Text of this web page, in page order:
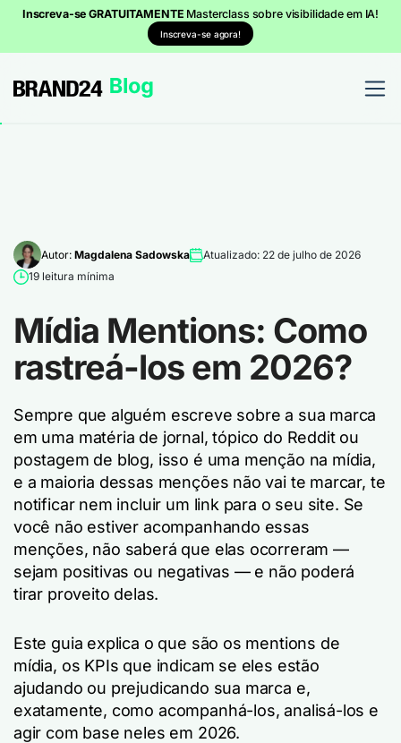
Inscreva-se GRATUITAMENTE Masterclass sobre visibilidade em IA!
Inscreva-se agora!
Autor: Magdalena Sadowska
Atualizado: 22 de julho de 2026
19 leitura mínima
Mídia Mentions: Como
rastreá-los em 2026?
Sempre que alguém escreve sobre a sua marca
em uma matéria de jornal, tópico do Reddit ou
postagem de blog, isso é uma menção na mídia,
e a maioria dessas menções não vai te marcar, te
notificar nem incluir um link para o seu site. Se
você não estiver acompanhando essas
menções, não saberá que elas ocorreram —
sejam positivas ou negativas — e não poderá
tirar proveito delas.
Este guia explica o que são os mentions de
mídia, os KPIs que indicam se eles estão
ajudando ou prejudicando sua marca e,
exatamente, como acompanhá-los, analisá-los e
agir com base neles em 2026.